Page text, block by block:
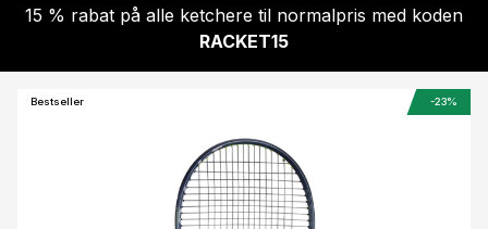
15 % rabat på alle ketchere til normalpris med koden
RACKET15
Bestseller -23%